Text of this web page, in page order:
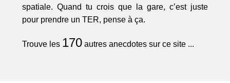
spatiale. Quand tu crois que la gare, c’est juste
pour prendre un TER, pense à ça.
Trouve les 170autres anecdotes sur ce site ...